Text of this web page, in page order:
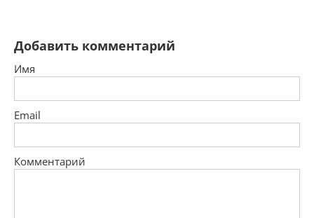
Добавить комментарий
Имя
Email
Комментарий